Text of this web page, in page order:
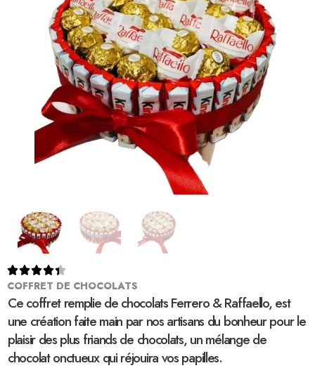

COFFRET DE CHOCOLATS
Ce coffret remplie de chocolats Ferrero & Raffaello, est
une création faite main par nos artisans du bonheur pour le
plaisir des plus friands de chocolats, un mélange de
chocolat onctueux qui réjouira vos papilles.